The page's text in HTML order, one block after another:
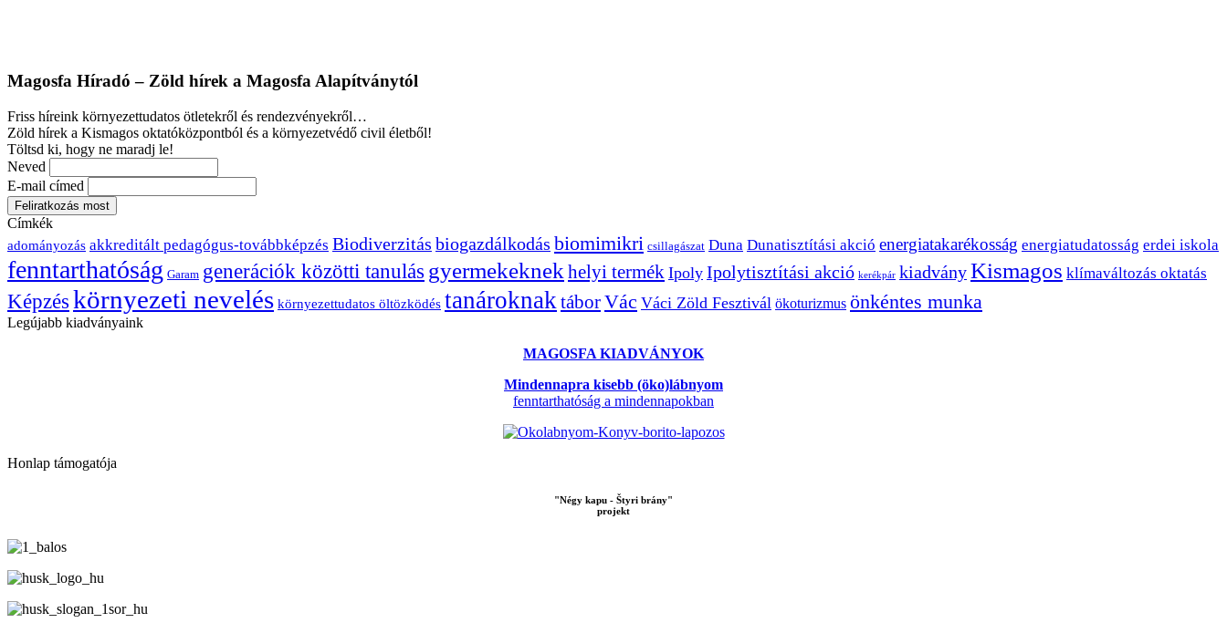
Magosfa Híradó – Zöld hírek a Magosfa Alapítványtól
Friss híreink környezettudatos ötletekről és rendezvényekről…
Zöld hírek a Kismagos oktatóközpontból és a környezetvédő civil életből!
Töltsd ki, hogy ne maradj le!
Neved
E-mail címed
Címkék
adományozás akkreditált pedagógus-továbbképzés Biodiverzitás biogazdálkodás biomimikri csillagászat Duna Dunatisztítási akció energiatakarékosság energiatudatosság erdei iskola
fenntarthatóság Garam generációk közötti tanulás gyermekeknek helyi termék Ipoly Ipolytisztítási akció kerékpár kiadványKismagos klímaváltozás oktatás
Képzés környezeti nevelés környezettudatos öltözködés tanároknak táborVác Váci Zöld Fesztivál ökoturizmus önkéntes munka
Legújabb kiadványaink
MAGOSFA KIADVÁNYOK
Mindennapra kisebb (öko)lábnyom
fenntarthatóság a mindennapokban
Honlap támogatója
"Négy kapu - Štyri brány"
projekt